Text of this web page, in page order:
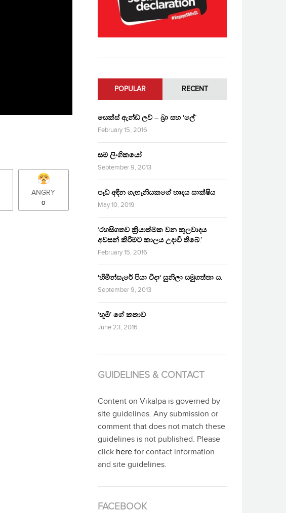
ANGRY
0
POPULAR RECENT
සෙක්ස් ඇන්ඩ් ලව් – බ්‍රා සහ ‘ලේ’
February 15, 2016
සම ලිංගිකයෝ
September 9, 2013
පෑඩ් අඳින ගැහැනියකගේ හෘදය සාක්ෂිය
May 10, 2019
‘රහසිගතව ක්‍රියාත්මක වන කුලවාදය
අවසන් කිරීමට කාලය උදාවී තිබේ.’
February 15, 2016
‘හිමින්සැරේ පියා විදා‘ සුනිලා සමුගත්තා ය.
September 9, 2013
‘භූමි’ ගේ කතාව
June 23, 2016
GUIDELINES & CONTACT
Content on Vikalpa is governed by
site guidelines. Any submission or
comment that does not match these
guidelines is not published. Please
click here for contact information
and site guidelines.
FACEBOOK